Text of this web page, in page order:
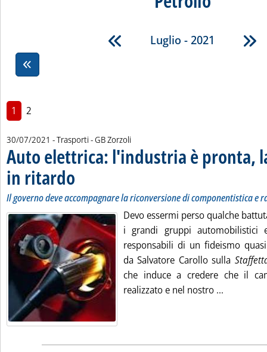
Luglio - 2021
1 2
30/07/2021 - Trasporti -di:
GB Zorzoli
Auto elettrica: l'industria è pronta,
in ritardo . Sottotitolo: Il governo deve accompagnare la riconversione di
. Pubblicata venerdì 30 luglio 2021 alle 13.35.
Il governo deve accompagnare la riconversione di componentistica e
Devo essermi perso qualche
i grandi gruppi automobilistici
responsabili di un fideismo
da Salvatore Carollo sulla
che induce a credere che il
realizzato e nel nostro ...